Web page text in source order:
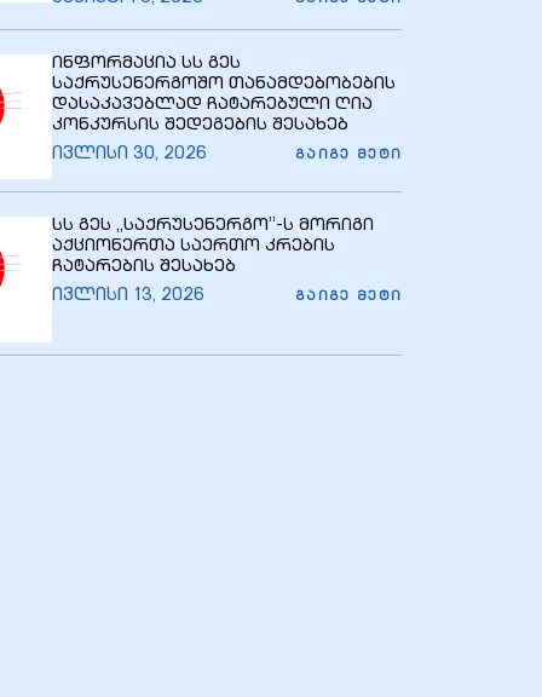
ინფორმაცია სს გეს
საქრუსენერგოშო თანამდებობების
დასაკავებლად ჩატარებული ღია
კონკურსის შედეგების შესახებ
ივლისი 30, 2026 ᲒᲐᲘᲒᲔ ᲛᲔᲢᲘ
სს გეს ,,საქრუსენერგო’’-ს მორიგი
აქციონერთა საერთო კრების
ჩატარების შესახებ
ივლისი 13, 2026 ᲒᲐᲘᲒᲔ ᲛᲔᲢᲘ